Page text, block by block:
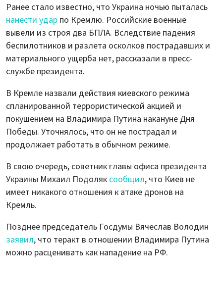
Ранее стало известно, что Украина ночью пыталась
нанести удар по Кремлю. Российские военные
вывели из строя два БПЛА. Вследствие падения
беспилотников и разлета осколков пострадавших и
материального ущерба нет, рассказали в пресс-
службе президента.
В Кремле назвали действия киевского режима
спланированной террористической акцией и
покушением на Владимира Путина накануне Дня
Победы. Уточнялось, что он не пострадал и
продолжает работать в обычном режиме.
В свою очередь, советник главы офиса президента
Украины Михаил Подоляк сообщил, что Киев не
имеет никакого отношения к атаке дронов на
Кремль.
Позднее председатель Госдумы Вячеслав Володин
заявил, что теракт в отношении Владимира Путина
можно расценивать как нападение на РФ.